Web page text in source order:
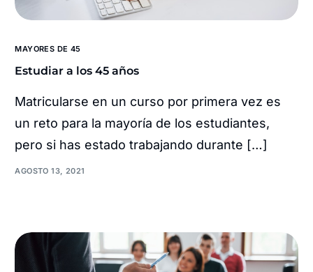
MAYORES DE 45
Estudiar a los 45 años
Matricularse en un curso por primera vez es
un reto para la mayoría de los estudiantes,
pero si has estado trabajando durante […]
AGOSTO 13, 2021